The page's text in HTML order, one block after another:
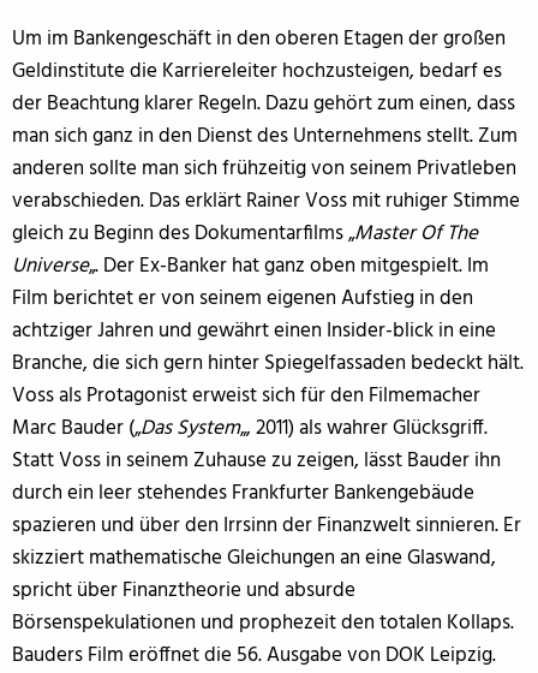
Um im Bankengeschäft in den oberen Etagen der großen
Geldinstitute die Karriereleiter hochzusteigen, bedarf es
der Beachtung klarer Regeln. Dazu gehört zum einen, dass
man sich ganz in den Dienst des Unternehmens stellt. Zum
anderen sollte man sich frühzeitig von seinem Privatleben
verabschieden. Das erklärt Rainer Voss mit ruhiger Stimme
gleich zu Beginn des Dokumentarfilms „Master Of The
Universe„. Der Ex-Banker hat ganz oben mitgespielt. Im
Film berichtet er von seinem eigenen Aufstieg in den
achtziger Jahren und gewährt einen Insider-blick in eine
Branche, die sich gern hinter Spiegelfassaden bedeckt hält.
Voss als Protagonist erweist sich für den Filmemacher
Marc Bauder („Das System„, 2011) als wahrer Glücksgriff.
Statt Voss in seinem Zuhause zu zeigen, lässt Bauder ihn
durch ein leer stehendes Frankfurter Bankengebäude
spazieren und über den Irrsinn der Finanzwelt sinnieren. Er
skizziert mathematische Gleichungen an eine Glaswand,
spricht über Finanztheorie und absurde
Börsenspekulationen und prophezeit den totalen Kollaps.
Bauders Film eröffnet die 56. Ausgabe von DOK Leipzig.